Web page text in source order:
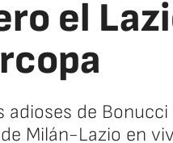
el
de
Milán-Lazio en